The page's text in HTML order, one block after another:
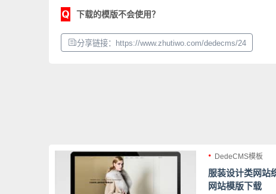
下载的模版不会使用？
分享链接：https://www.zhutiwo.com/dedecms/24
DedeCMS模板
服装设计类网站
网站模版下载